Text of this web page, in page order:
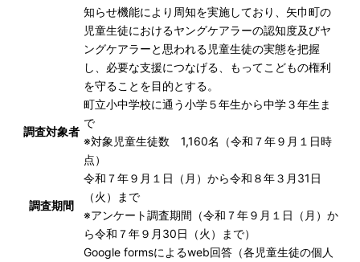
知らせ機能により周知を実施しており、矢巾町の
児童生徒におけるヤングケアラーの認知度及びヤ
ングケアラーと思われる児童生徒の実態を把握
し、必要な支援につなげる、もってこどもの権利
を守ることを目的とする。
調査対象者
町立小中学校に通う小学５年生から中学３年生ま
で
※対象児童生徒数 1,160名（令和７年９月１日時
点）
調査期間
令和７年９月１日（月）から令和８年３月31日
（火）まで
※アンケート調査期間（令和７年９月１日（月）か
ら令和７年９月30日（火）まで）
Google formsによるweb回答（各児童生徒の個人